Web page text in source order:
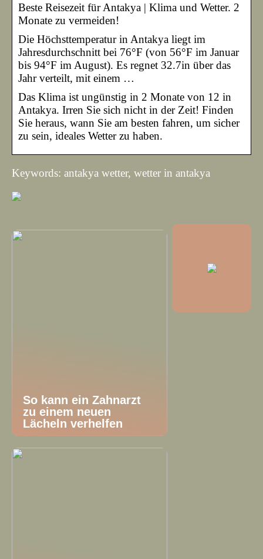
Beste Reisezeit für Antakya | Klima und Wetter. 2
Monate zu vermeiden!
Die Höchsttemperatur in Antakya liegt im
Jahresdurchschnitt bei 76°F (von 56°F im Januar
bis 94°F im August). Es regnet 32.7in über das
Jahr verteilt, mit einem …
Das Klima ist ungünstig in 2 Monate von 12 in
Antakya. Irren Sie sich nicht in der Zeit! Finden
Sie heraus, wann Sie am besten fahren, um sicher
zu sein, ideales Wetter zu haben.
Keywords: antakya wetter, wetter in antakya
So kann ein Zahnarzt
zu einem neuen
Lächeln verhelfen